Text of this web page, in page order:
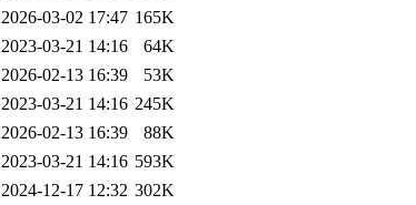
2026-03-02 17:47 165K
2023-03-21 14:16
64K
2026-02-13 16:39
53K
2023-03-21 14:16 245K
2026-02-13 16:39
88K
2023-03-21 14:16 593K
2024-12-17 12:32 302K